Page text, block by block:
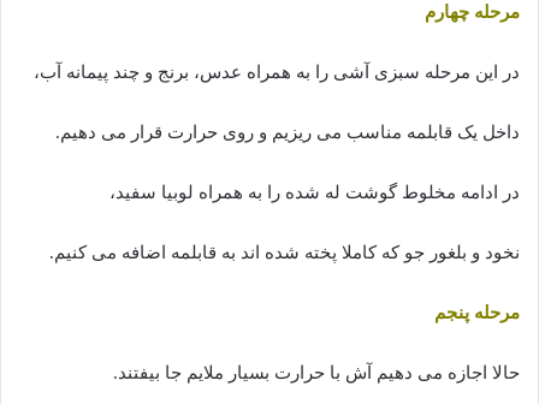
مرحله چهارم
در این مرحله سبزی آشی را به همراه عدس، برنج و چند پیمانه آب،
داخل یک قابلمه مناسب می ریزیم و روی حرارت قرار می دهیم.
در ادامه مخلوط گوشت له شده را به همراه لوبیا سفید،
نخود و بلغور جو که کاملا پخته شده اند به قابلمه اضافه می کنیم.
مرحله پنجم
حالا اجازه می دهیم آش با حرارت بسیار ملایم جا بیفتند.